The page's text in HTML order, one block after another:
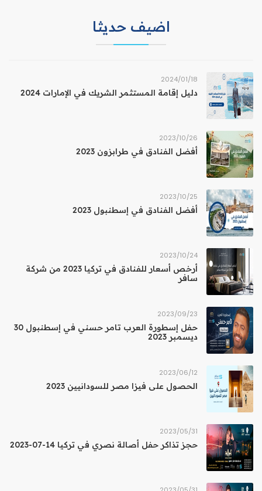
اضيف حديثا
18‏/01‏/2024
دليل إقامة المستثمر الشريك في الإمارات 2024
26‏/10‏/2023
أفضل الفنادق في طرابزون 2023
25‏/10‏/2023
أفضل الفنادق في إسطنبول 2023
24‏/10‏/2023
أرخص أسعار للفنادق في تركيا 2023 من شركة
سافر
23‏/09‏/2023
حفل إسطورة العرب تامر حسني في إسطنبول 30
ديسمبر 2023
12‏/06‏/2023
الحصول على فيزا مصر للسودانيين 2023
31‏/05‏/2023
حجز تذاكر حفل أصالة نصري في تركيا 14-07-2023